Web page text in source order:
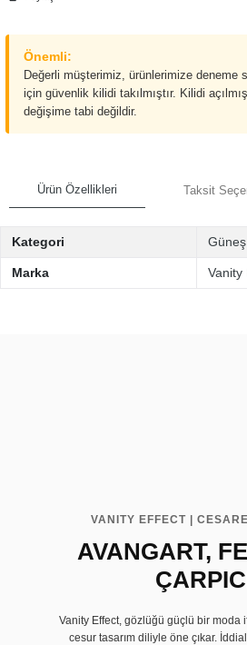
Önemli:
Değerli müşterimiz, ürünlerimize deneme
için güvenlik kilidi takılmıştır. Kilidi
değişime tabi değildir.
Ürün Özellikleri Taksit
Kategori
Marka Vanity
VANITY EFFECT |
AVANGART,
Vanity Effect, gözlüğü güçlü bir moda
cesur tasarım diliyle öne çıkar.